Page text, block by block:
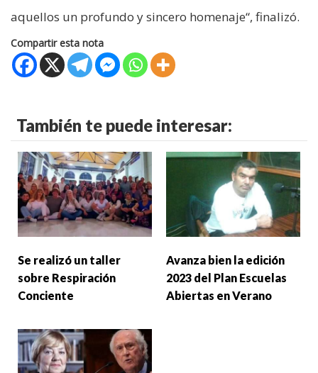
aquellos un profundo y sincero homenaje“, finalizó.
Compartir esta nota
También te puede interesar:
Se realizó un taller
sobre Respiración
Conciente
Avanza bien la edición
2023 del Plan Escuelas
Abiertas en Verano